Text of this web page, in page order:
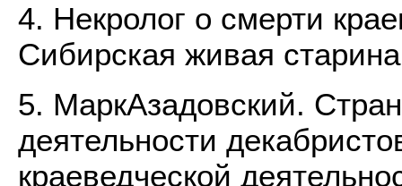
4. Некролог о смерти
Сибирская живая
5. МаркАзадовский.
деятельности
краеведческой